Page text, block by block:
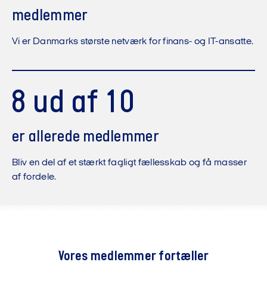
medlemmer
Vi er Danmarks største netværk for finans- og IT-ansatte.
8 ud af 10
er allerede medlemmer
Bliv en del af et stærkt fagligt fællesskab og få masser
af fordele.
Vores medlemmer fortæller